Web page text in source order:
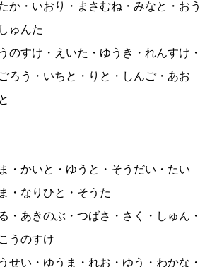
か・いおり・まさむね・みなと・おう
ゅんた
のすけ・えいた・ゆうき・れんすけ・
ろう・いちと・りと・しんご・あお
・かいと・ゆうと・そうだい・たい
・なりひと・そうた
・あきのぶ・つばさ・さく・しゅん・
うのすけ
せい・ゆうま・れお・ゆう・わかな・